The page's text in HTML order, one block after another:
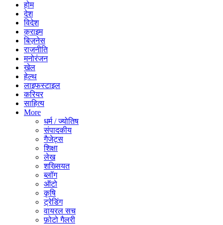
होम
देश
विदेश
क्राइम
बिज़नेस
राजनीति
मनोरंजन
खेल
हेल्थ
लाइफस्टाइल
करियर
साहित्य
More
धर्म / ज्योतिष
संपादकीय
गैजेट्स
शिक्षा
लेख
शख्सियत
ब्लॉग
ऑटो
कृषि
ट्रेडिंग
वायरल सच
फ़ोटो गैलरी